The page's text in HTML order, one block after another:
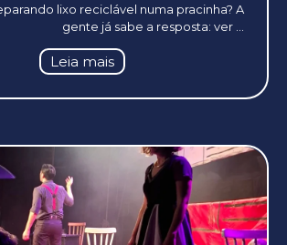
lixo reciclável numa pracinha? A
gente já sabe a resposta: ver ...
Leia mais